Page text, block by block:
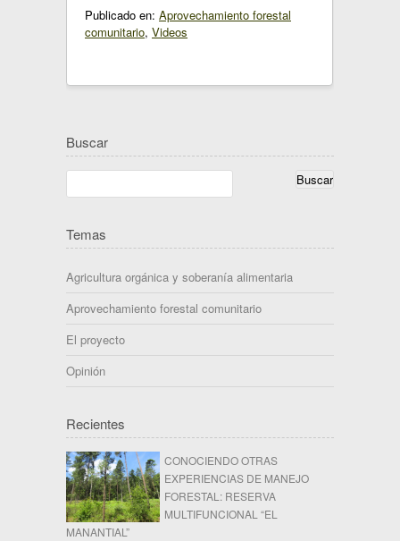
Publicado en: Aprovechamiento forestal
comunitario, Videos
Buscar
Temas
Agricultura orgánica y soberanía alimentaria
Aprovechamiento forestal comunitario
El proyecto
Opinión
Recientes
CONOCIENDO OTRAS
EXPERIENCIAS DE MANEJO
FORESTAL: RESERVA
MULTIFUNCIONAL “EL
MANANTIAL”